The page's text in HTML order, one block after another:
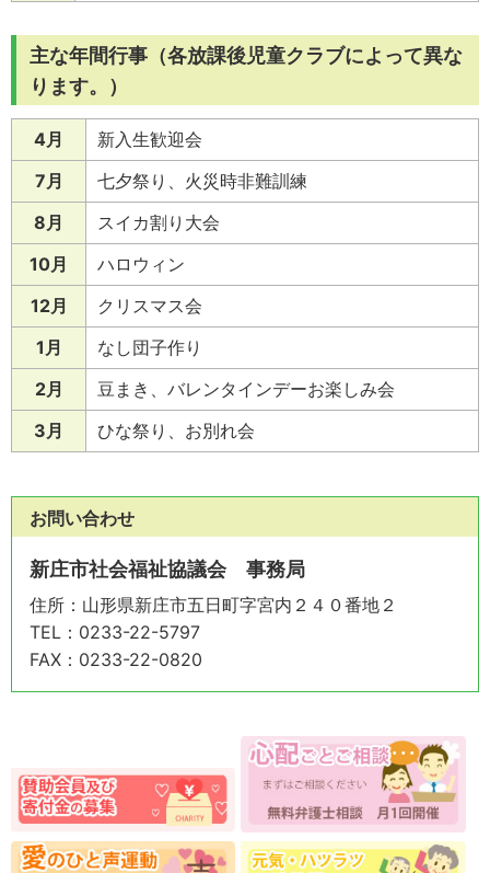
主な年間行事（各放課後児童クラブによって異な
ります。）
4月
新入生歓迎会
7月
七夕祭り、火災時非難訓練
8月
スイカ割り大会
10月
ハロウィン
12月
クリスマス会
1月
なし団子作り
2月
豆まき、バレンタインデーお楽しみ会
3月
ひな祭り、お別れ会
お問い合わせ
新庄市社会福祉協議会 事務局
住所 ：山形県新庄市五日町字宮内２４０番地２
TEL ：0233-22-5797
FAX ：0233-22-0820